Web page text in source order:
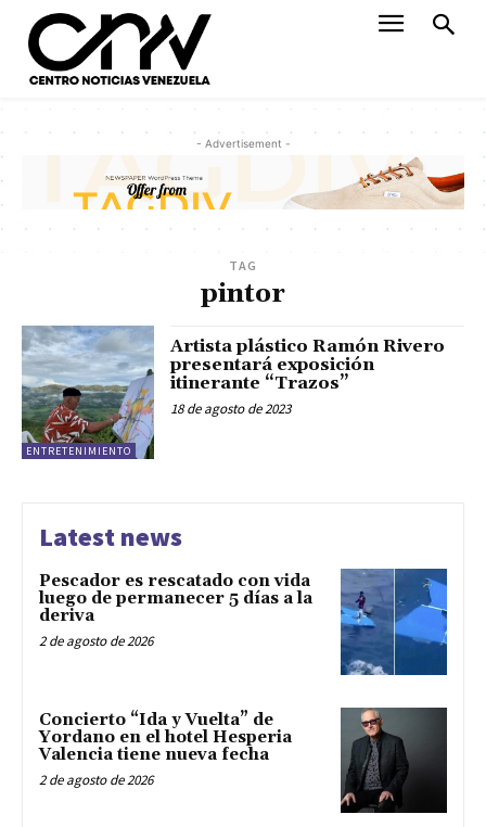
- Advertisement -
TAG
pintor
ENTRETENIMIENTO
Artista plástico Ramón Rivero
presentará exposición
itinerante “Trazos”
18 de agosto de 2023
Latest news
Pescador es rescatado con vida
luego de permanecer 5 días a la
deriva
2 de agosto de 2026
Concierto “Ida y Vuelta” de
Yordano en el hotel Hesperia
Valencia tiene nueva fecha
2 de agosto de 2026